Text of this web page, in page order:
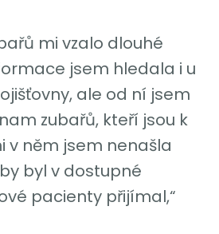
mi vzalo dlouhé
jsem hledala i u
ale od ní jsem
zubařů, kteří jsou k
v něm jsem nenašla
byl v dostupné
pacienty přijímal,“